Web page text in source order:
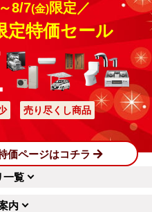
8/7(金)限定／
定特価セール
売り尽くし商品
価ページはコチラ
一覧
内